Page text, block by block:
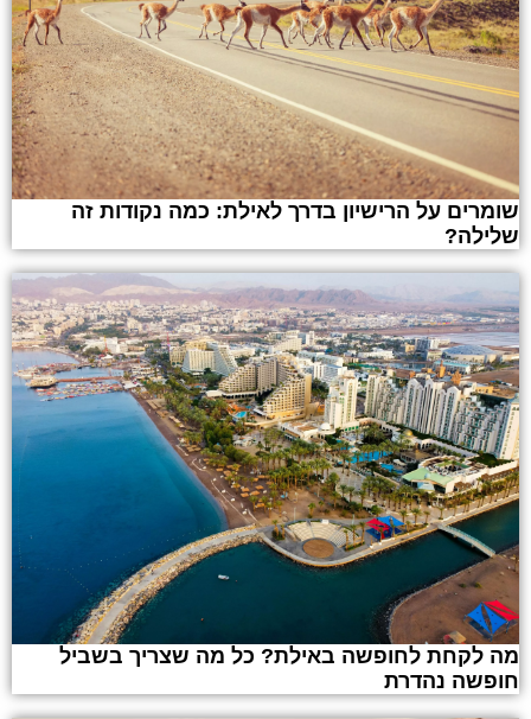
שומרים על הרישיון בדרך לאילת: כמה נקודות זה
שלילה?
מה לקחת לחופשה באילת? כל מה שצריך בשביל
חופשה נהדרת